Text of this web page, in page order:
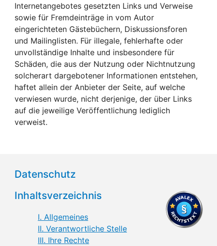
Internetangebotes gesetzten Links und Verweise
sowie für Fremdeinträge in vom Autor
eingerichteten Gästebüchern, Diskussionsforen
und Mailinglisten. Für illegale, fehlerhafte oder
unvollständige Inhalte und insbesondere für
Schäden, die aus der Nutzung oder Nichtnutzung
solcherart dargebotener Informationen entstehen,
haftet allein der Anbieter der Seite, auf welche
verwiesen wurde, nicht derjenige, der über Links
auf die jeweilige Veröffentlichung lediglich
verweist.
Datenschutz
Inhaltsverzeichnis
I. Allgemeines
II. Verantwortliche Stelle
III. Ihre Rechte